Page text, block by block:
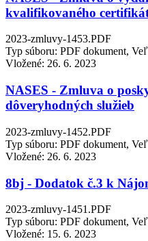
kvalifikovaného
2023-zmluvy-1453.PDF
Typ súboru: PDF dokument,
Vložené: 26. 6. 2023
NASES - Zmluva o
dôveryhodných služieb
2023-zmluvy-1452.PDF
Typ súboru: PDF dokument,
Vložené: 26. 6. 2023
8bj - Dodatok č.3 k
2023-zmluvy-1451.PDF
Typ súboru: PDF dokument,
Vložené: 15. 6. 2023